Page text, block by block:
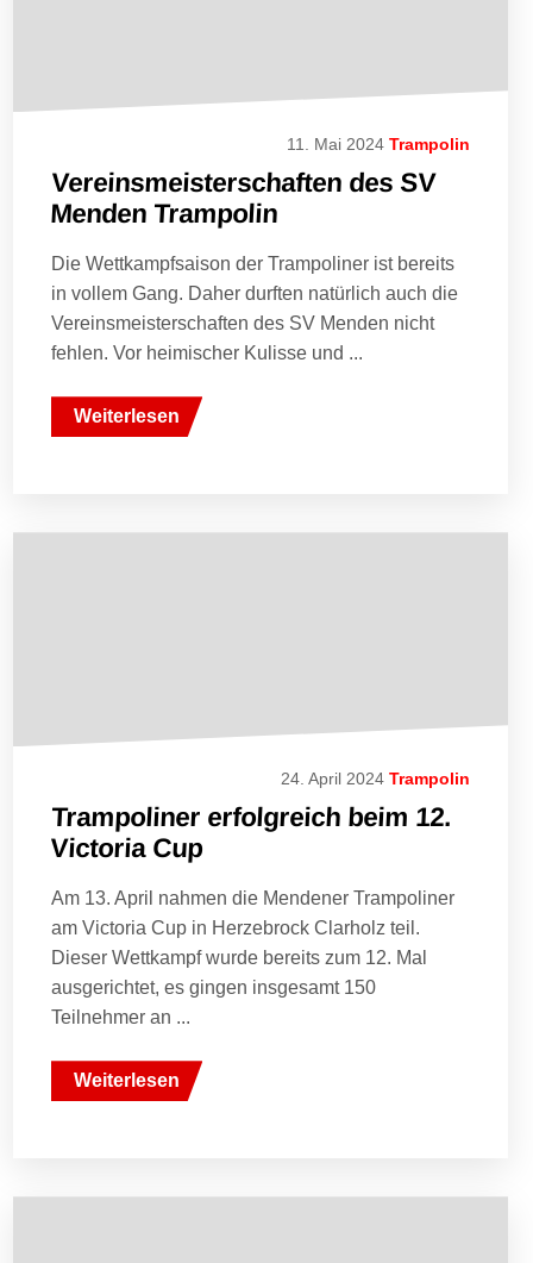
11. Mai 2024 Trampolin
Vereinsmeisterschaften des SV
Menden Trampolin
Die Wettkampfsaison der Trampoliner ist bereits
in vollem Gang. Daher durften natürlich auch die
Vereinsmeisterschaften des SV Menden nicht
fehlen. Vor heimischer Kulisse und ...
Weiterlesen
24. April 2024 Trampolin
Trampoliner erfolgreich beim 12.
Victoria Cup
Am 13. April nahmen die Mendener Trampoliner
am Victoria Cup in Herzebrock Clarholz teil.
Dieser Wettkampf wurde bereits zum 12. Mal
ausgerichtet, es gingen insgesamt 150
Teilnehmer an ...
Weiterlesen